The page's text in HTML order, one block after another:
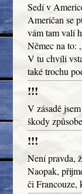
Sedí v
Američan se
vám tam valí
Němec na to:
V tu chvíli
také trochu
!!!
V zásadě
škody
!!!
Není pravda,
Naopak,
či Francouze,